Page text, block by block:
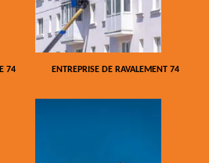
74 ENTREPRISE DE RAVALEMENT 74